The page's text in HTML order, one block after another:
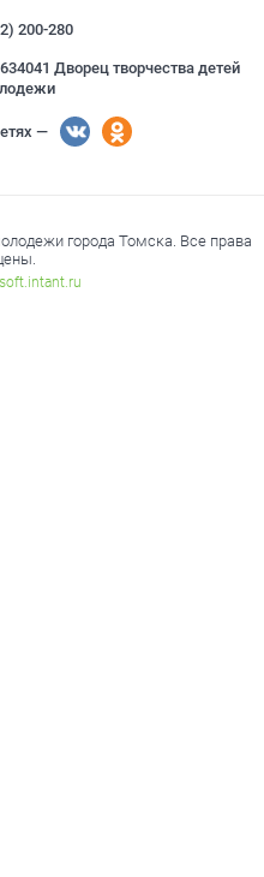
200-280
Дворец творчества детей
—
города Томска. Все права
soft.intant.ru